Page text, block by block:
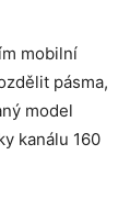
mobilní
pásma,
model
kanálu 160